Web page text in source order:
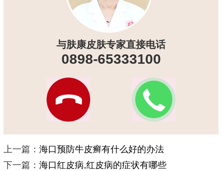
与肤康皮肤专家直接电话
0898-65333100
上一篇： 海口预防牛皮癣有什么好的办法
下一篇： 海口红皮病,红皮病的症状有哪些